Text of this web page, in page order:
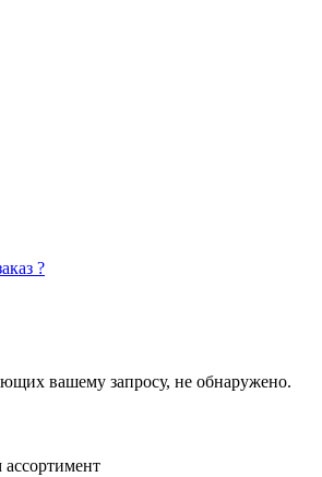
?
вашему запросу, не обнаружено.
ассортимент